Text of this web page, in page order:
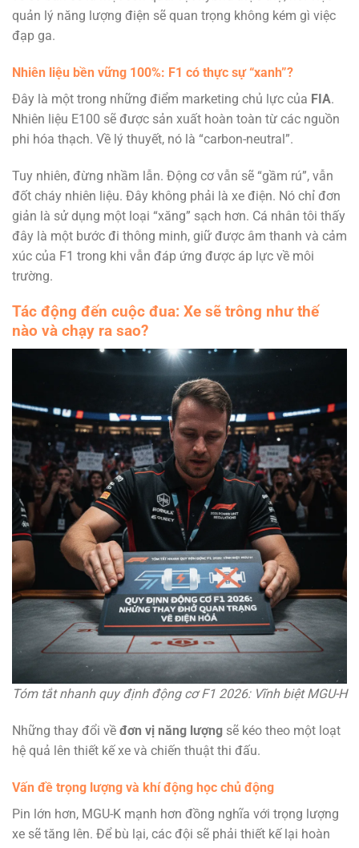
quản lý năng lượng điện sẽ quan trọng không kém gì việc
đạp ga.
Nhiên liệu bền vững 100%: F1 có thực sự “xanh”?
Đây là một trong những điểm marketing chủ lực của FIA.
Nhiên liệu E100 sẽ được sản xuất hoàn toàn từ các nguồn
phi hóa thạch. Về lý thuyết, nó là “carbon-neutral”.
Tuy nhiên, đừng nhầm lẫn. Động cơ vẫn sẽ “gầm rú”, vẫn
đốt cháy nhiên liệu. Đây không phải là xe điện. Nó chỉ đơn
giản là sử dụng một loại “xăng” sạch hơn. Cá nhân tôi thấy
đây là một bước đi thông minh, giữ được âm thanh và cảm
xúc của F1 trong khi vẫn đáp ứng được áp lực về môi
trường.
Tác động đến cuộc đua: Xe sẽ trông như thế
nào và chạy ra sao?
Tóm tắt nhanh quy định động cơ F1 2026: Vĩnh biệt MGU-H
Những thay đổi về đơn vị năng lượng sẽ kéo theo một loạt
hệ quả lên thiết kế xe và chiến thuật thi đấu.
Vấn đề trọng lượng và khí động học chủ động
Pin lớn hơn, MGU-K mạnh hơn đồng nghĩa với trọng lượng
xe sẽ tăng lên. Để bù lại, các đội sẽ phải thiết kế lại hoàn